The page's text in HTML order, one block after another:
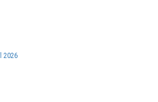
2026